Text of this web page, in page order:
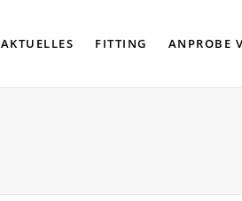
AKTUELLES FITTING ANPROBE